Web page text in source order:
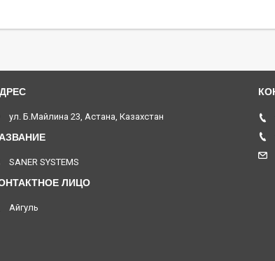
ул. Б.Майлина 23, Астана, Казахстан
SANER SYSTEMS
Айгуль